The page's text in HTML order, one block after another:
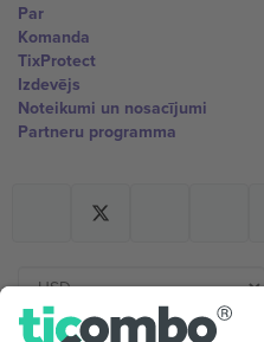
Par
Komanda
TixProtect
Izdevējs
Noteikumi un nosacījumi
Partneru programma